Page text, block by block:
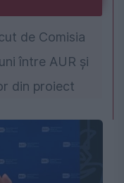
de Comisia
între AUR și
din proiect